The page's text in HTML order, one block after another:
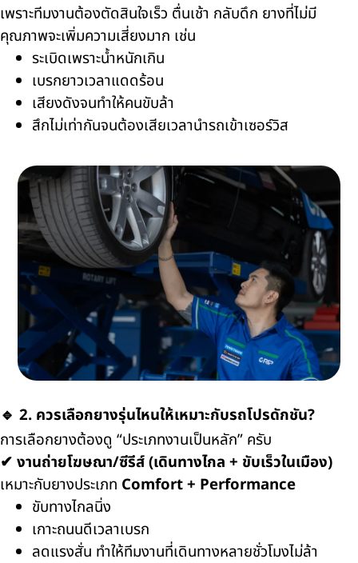
เพราะทีมงานต้องตัดสินใจเร็ว ตื่นเช้า กลับดึก ยางที่ไม่มี
คุณภาพจะเพิ่มความเสี่ยงมาก เช่น
ระเบิดเพราะน้ำหนักเกิน
เบรกยาวเวลาแดดร้อน
เสียงดังจนทำให้คนขับล้า
สึกไม่เท่ากันจนต้องเสียเวลานำรถเข้าเซอร์วิส
🔹 2. ควรเลือกยางรุ่นไหนให้เหมาะกับรถโปรดักชัน?
การเลือกยางต้องดู “ประเภทงานเป็นหลัก” ครับ
✔ งานถ่ายโฆษณา/ซีรีส์ (เดินทางไกล + ขับเร็วในเมือง)
เหมาะกับยางประเภท Comfort + Performance
ขับทางไกลนิ่ง
เกาะถนนดีเวลาเบรก
ลดแรงสั่น ทำให้ทีมงานที่เดินทางหลายชั่วโมงไม่ล้า